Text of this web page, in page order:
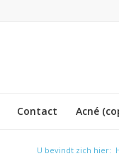
Contact Acné
U bevindt zich hier: